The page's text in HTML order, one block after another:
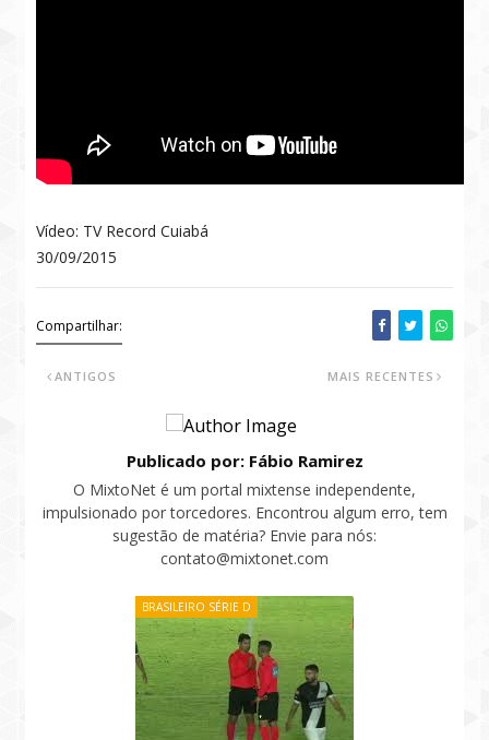
Vídeo: TV Record Cuiabá
30/09/2015
Compartilhar:
MAIS RECENTES
ANTIGOS
Publicado por: Fábio Ramirez
O MixtoNet é um portal mixtense independente,
impulsionado por torcedores. Encontrou algum erro, tem
sugestão de matéria? Envie para nós:
contato@mixtonet.com
BRASILEIRO SÉRIE D